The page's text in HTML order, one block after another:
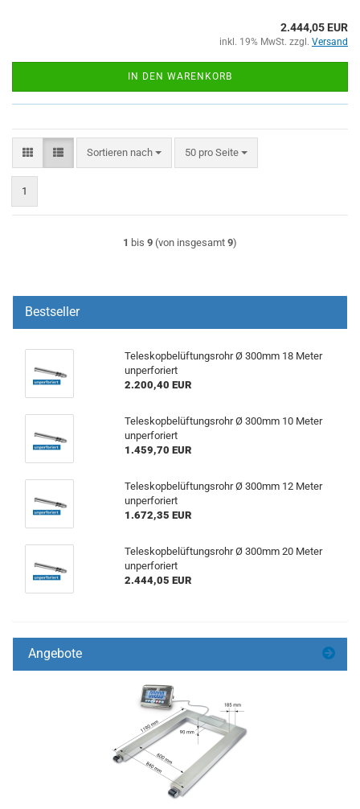
2.444,05 EUR
inkl. 19% MwSt. zzgl. Versand
IN DEN WARENKORB
Sortieren nach
Sortieren nach 50 pro Seite
pro Seite
1
1 bis 9 (von insgesamt 9)
Bestseller
Teleskopbelüftungsrohr Ø 300mm 18 Meter
unperforiert
2.200,40 EUR
Teleskopbelüftungsrohr Ø 300mm 10 Meter
unperforiert
1.459,70 EUR
Teleskopbelüftungsrohr Ø 300mm 12 Meter
unperforiert
1.672,35 EUR
Teleskopbelüftungsrohr Ø 300mm 20 Meter
unperforiert
2.444,05 EUR
Angebote